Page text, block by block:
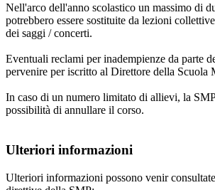
Nell'arco dell'anno scolastico un massimo di
potrebbero essere sostituite da lezioni
dei saggi / concerti.
Eventuali reclami per inadempienze da parte
pervenire per iscritto al Direttore della Scuola
In caso di un numero limitato di allievi, la
possibilità di annullare il corso.
Ulteriori informazioni
Ulteriori informazioni possono venir